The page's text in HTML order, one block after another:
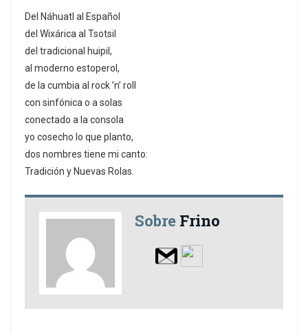
Del Náhuatl al Español
del Wixárica al Tsotsil
del tradicional huipil,
al moderno estoperol,
de la cumbia al rock ’n’ roll
con sinfónica o a solas
conectado a la consola
yo cosecho lo que planto,
dos nombres tiene mi canto:
Tradición y Nuevas Rolas.
Sobre Frino